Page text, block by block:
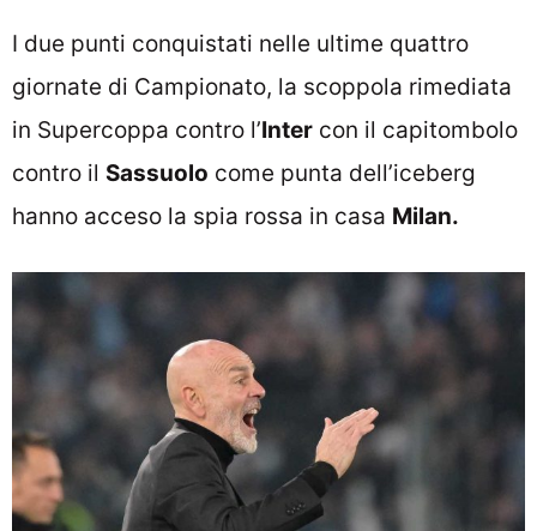
I due punti conquistati nelle ultime quattro
giornate di Campionato, la scoppola rimediata
in Supercoppa contro l’Inter con il capitombolo
contro il Sassuolo come punta dell’iceberg
hanno acceso la spia rossa in casa Milan.